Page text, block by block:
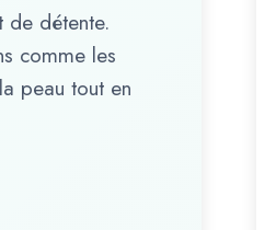
de détente.
comme les
peau tout en